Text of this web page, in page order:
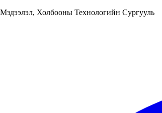
Холбооны Технологийн Сургууль